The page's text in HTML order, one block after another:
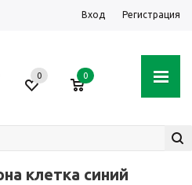
Вход Регистрация
0 0
клетка синий